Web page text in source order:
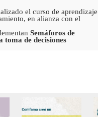
el curso de aprendizaje
en alianza con el
Semáforos de
de decisiones